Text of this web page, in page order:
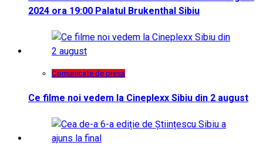
2024 ora 19:00 Palatul Brukenthal Sibiu
Comunicate de presa
Ce filme noi vedem la Cineplexx Sibiu din 2 august